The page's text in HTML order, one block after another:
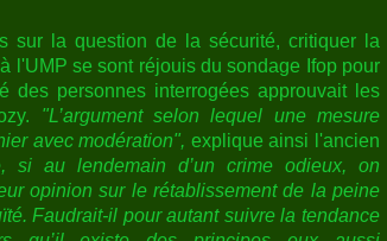
sur la question de la sécurité, critiquer la
l'UMP se sont réjouis du sondage Ifop pour
des personnes interrogées approuvait les
"L’argument selon lequel une mesure
avec modération", explique ainsi l'ancien
si au lendemain d’un crime odieux, on
opinion sur le rétablissement de la peine
Faudrait-il pour autant suivre la tendance